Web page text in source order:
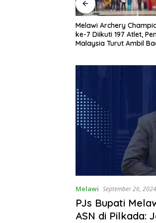
Melawi Archery
ke-7 Diikuti 197 Atlet,
Malaysia Turut Ambil
Melawi September 26, 2024
PJs Bupati
ASN di Pilkada: